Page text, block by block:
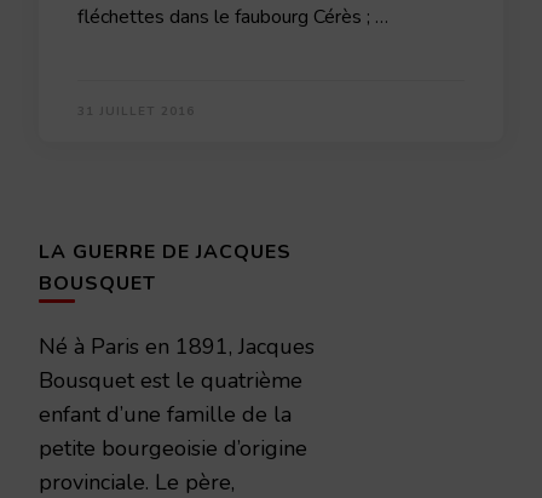
fléchettes dans le faubourg Cérès ; …
LA GUERRE DE JACQUES
BOUSQUET
Né à Paris en 1891, Jacques
Bousquet est le quatrième
enfant d’une famille de la
petite bourgeoisie d’origine
provinciale. Le père,